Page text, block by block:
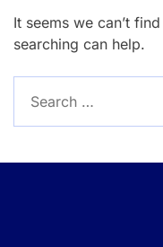
It seems we can’t
searching can help.
for: